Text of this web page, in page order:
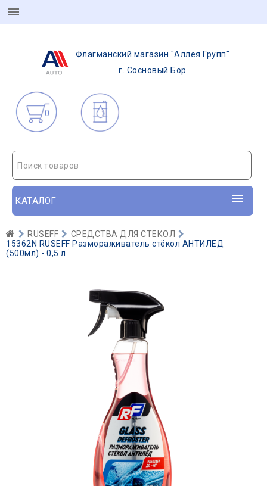
Флагманский магазин "Аллея Групп"
г. Сосновый Бор
0
Поиск товаров
КАТАЛОГ
RUSEFF
СРЕДСТВА ДЛЯ СТЕКОЛ
15362N RUSEFF Размораживатель стёкол АНТИЛЁД
(500мл) - 0,5 л